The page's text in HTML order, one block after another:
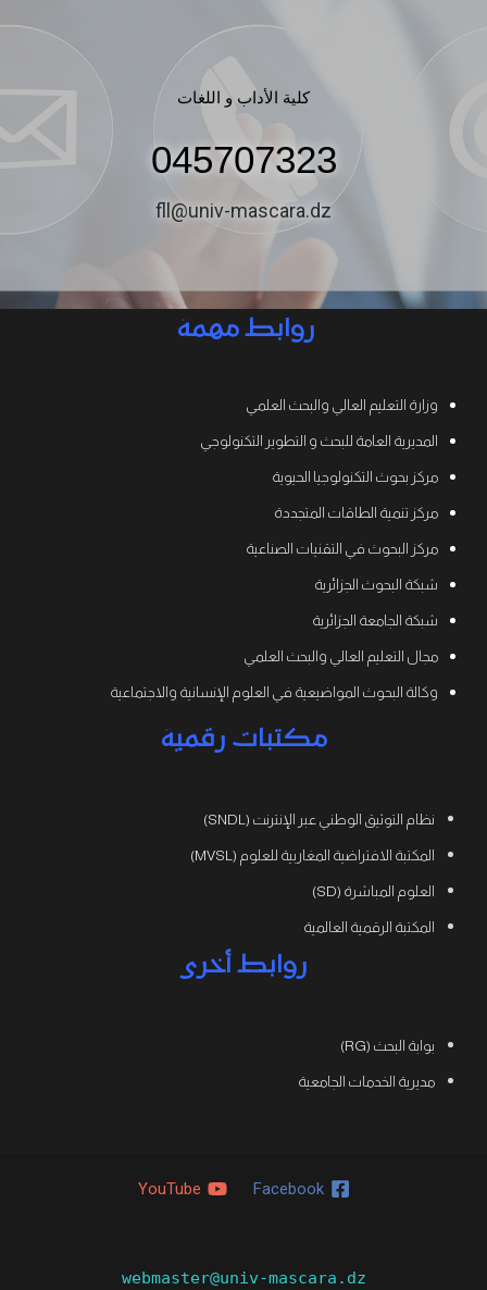
كلية الأداب و اللغات
045707323
fll@univ-mascara.dz
روابط مهمة
وزارة التعليم العالي والبحث العلمي
المديرية العامة للبحث و التطوير التكنولوجي
مركز بحوث التكنولوجيا الحيوية
مركز تنمية الطاقات المتجددة
مركز البحوث في التقنيات الصناعية
شبكة البحوث الجزائرية
شبكة الجامعة الجزائرية
مجال التعليم العالي والبحث العلمي
وكالة البحوث المواضيعية في العلوم الإنسانية والاجتماعية
مكتبات رقمية
نظام التوثيق الوطني عبر الإنترنت (SNDL)
المكتبة الافتراضية المغاربية للعلوم (MVSL)
العلوم المباشرة (SD)
المكتبة الرقمية العالمية
روابط أخرى
بوابة البحث (RG)
مديرية الخدمات الجامعية
Facebook
YouTube
webmaster@univ-mascara.dz